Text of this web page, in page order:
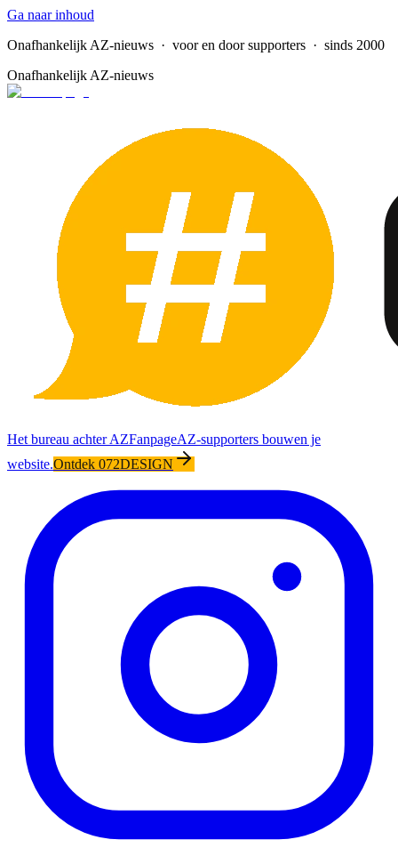
Ga naar inhoud
Onafhankelijk AZ-nieuws · voor en door supporters · sinds 2000
Onafhankelijk AZ-nieuws
Het bureau achter AZFanpageAZ-supporters bouwen je
website.Ontdek 072DESIGN